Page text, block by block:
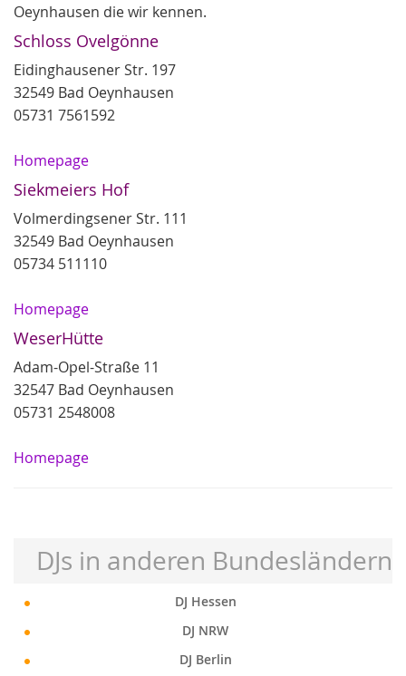
Oeynhausen die wir kennen.
Schloss Ovelgönne
Eidinghausener Str. 197
32549 Bad Oeynhausen
05731 7561592
Homepage
Siekmeiers Hof
Volmerdingsener Str. 111
32549 Bad Oeynhausen
05734 511110
Homepage
WeserHütte
Adam-Opel-Straße 11
32547 Bad Oeynhausen
05731 2548008
Homepage
DJs in anderen Bundesländern
DJ Hessen
DJ NRW
DJ Berlin